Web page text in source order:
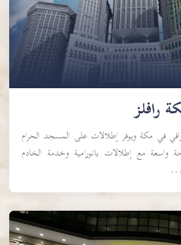
مكة ويوفر إطلالات على المسجد الحرام
مع إطلالات بانورامية وخدمة الخادم